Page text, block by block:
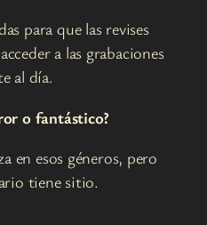
para que las revises
a las grabaciones
al día.
o fantástico?
en esos géneros, pero
tiene sitio.